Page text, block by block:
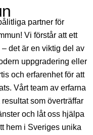
partner för
Vi förstår att ett
det är en viktig del av
uppgradering eller
och erfarenhet för att
Vårt team av erfarna
som överträffar
och låt oss hjälpa
hem i Sveriges unika